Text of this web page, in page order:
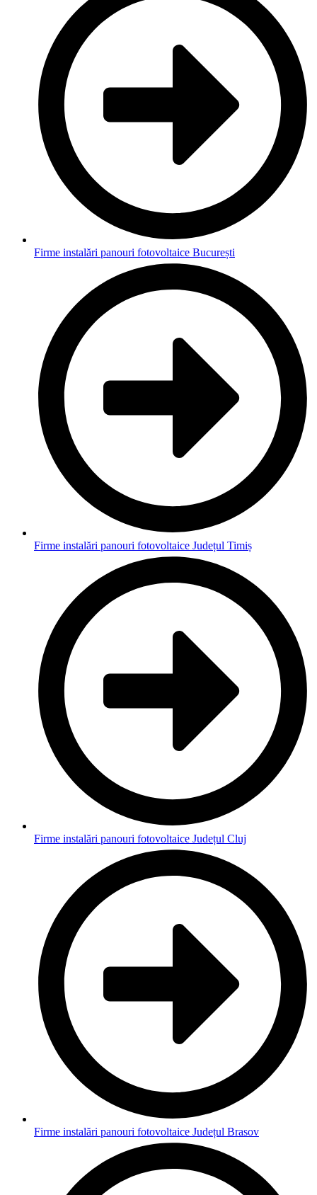
Firme instalări panouri fotovoltaice București
Firme instalări panouri fotovoltaice Județul Timiș
Firme instalări panouri fotovoltaice Județul Cluj
Firme instalări panouri fotovoltaice Județul Brasov